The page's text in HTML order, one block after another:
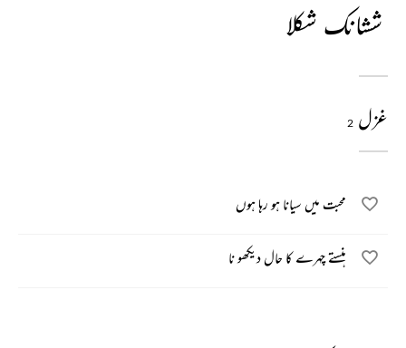
ششانک شکلا
غزل 2
محبت میں سیانا ہو رہا ہوں
ہنستے چہرے کا حال دیکھو نا